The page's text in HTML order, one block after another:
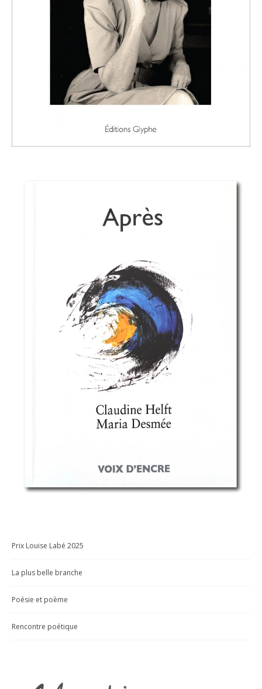
Prix Louise Labé 2025
La plus belle branche
Poésie et poème
Rencontre poétique